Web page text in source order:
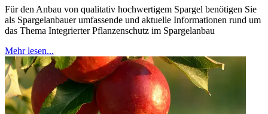
Für den Anbau von qualitativ hochwertigem Spargel benötigen Sie
als Spargelanbauer umfassende und aktuelle Informationen rund um
das Thema Integrierter Pflanzenschutz im Spargelanbau
Mehr lesen...